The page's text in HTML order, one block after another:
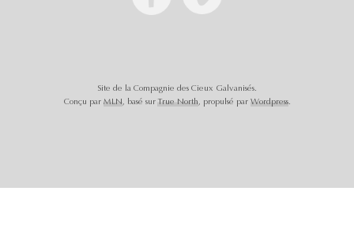
Site de la Compagnie des Cieux Galvanisés.
Conçu par MLN, basé sur True North, propulsé par Wordpress.